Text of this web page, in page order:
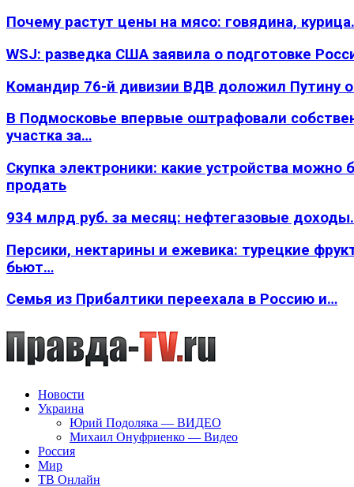
Почему растут цены на мясо: говядина,
WSJ: разведка США заявила о подготовке
Командир 76-й дивизии ВДВ доложил Путину
В Подмосковье впервые оштрафовали
участка за…
Скупка электроники: какие устройства можно
продать
934 млрд руб. за месяц: нефтегазовые
Персики, нектарины и ежевика: турецкие
бьют…
Семья из Прибалтики переехала в Россию и…
Новости
Украина
Юрий Подоляка — ВИДЕО
Михаил Онуфриенко — Видео
Россия
Мир
ТВ Онлайн